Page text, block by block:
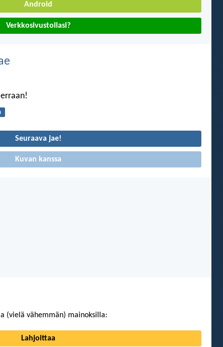
Android
Verkkosivustollasi?
Seuraava jae!
Kuvan kanssa
(vielä vähemmän) mainoksilla:
Lahjoittaa